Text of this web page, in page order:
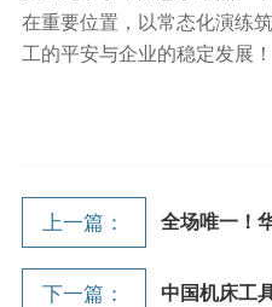
在重要位置，以常态化演练
工的平安与企业的稳定发展！
上一篇：
下一篇：